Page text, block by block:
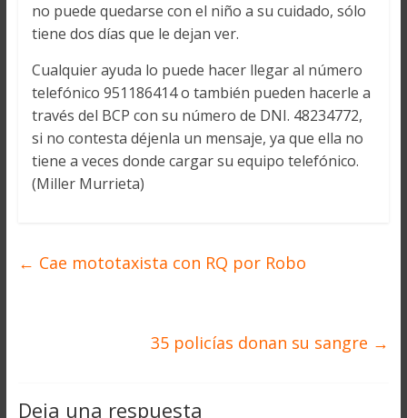
no puede quedarse con el niño a su cuidado, sólo
tiene dos días que le dejan ver.
Cualquier ayuda lo puede hacer llegar al número
telefónico 951186414 o también pueden hacerle a
través del BCP con su número de DNI. 48234772,
si no contesta déjenla un mensaje, ya que ella no
tiene a veces donde cargar su equipo telefónico.
(Miller Murrieta)
← Cae mototaxista con RQ por Robo
35 policías donan su sangre →
Deja una respuesta